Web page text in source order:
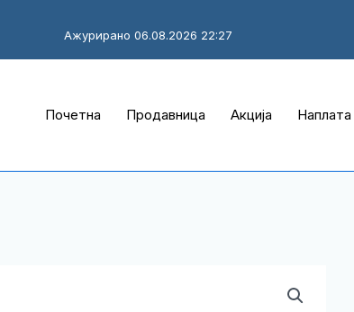
Ажурирано 06.08.2026 22:27
Почетна Продавница Акција Наплата